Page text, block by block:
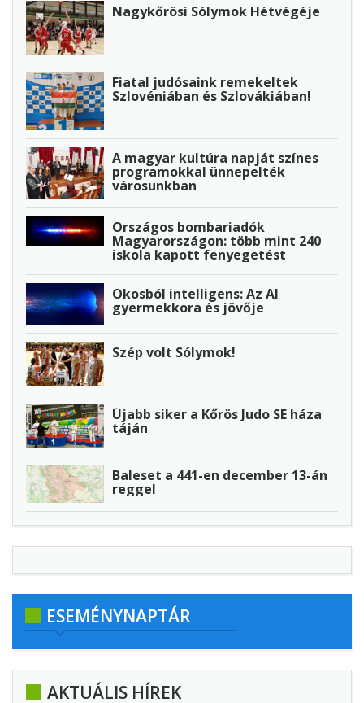
Nagykőrösi Sólymok Hétvégéje
Fiatal judósaink remekeltek
Szlovéniában és Szlovákiában!
A magyar kultúra napját színes
programokkal ünnepelték
városunkban
Országos bombariadók
Magyarországon: több mint 240
iskola kapott fenyegetést
Okosból intelligens: Az AI
gyermekkora és jövője
Szép volt Sólymok!
Újabb siker a Kőrös Judo SE háza
táján
Baleset a 441-en december 13-án
reggel
ESEMÉNYNAPTÁR
AKTUÁLIS HÍREK